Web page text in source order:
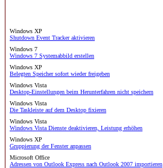
Windows XP
Shutdown Event Tracker aktivieren
Windows 7
Windows 7 Systemabbild erstellen
Windows XP
Belegten Speicher sofort wieder freigeben
Windows Vista
Desktop-Einstellungen beim Herunterfahren nicht speichern
Windows Vista
Die Taskleiste auf dem Desktop fixieren
Windows Vista
Windows Vista Dienste deaktivieren, Leistung erhöhen
Windows XP
Gruppierung der Fenster anpassen
Microsoft Office
Adressen von Outlook Express nach Outlook 2007 importieren